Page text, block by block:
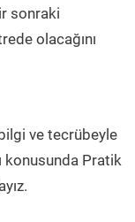
sonraki
olacağını
ve tecrübeyle
konusunda Pratik